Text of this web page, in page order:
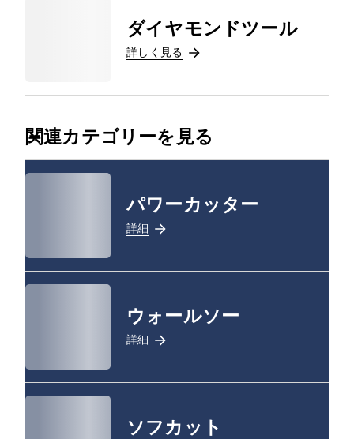
ダイヤモンドツール
詳しく見る
関連カテゴリーを見る
パワーカッター
詳細
ウォールソー
詳細
ソフカット